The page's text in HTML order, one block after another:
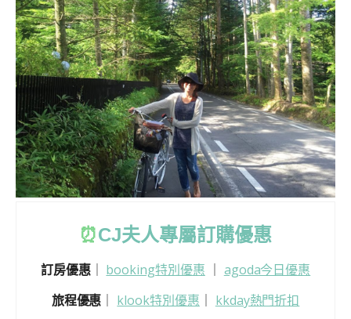
⏰CJ夫人專屬訂購優惠
訂房優惠｜ booking特別優惠
agoda今日優惠
旅程優惠
klook特別優惠 kkday熱門折扣